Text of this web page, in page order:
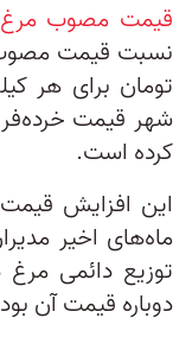
قیمت مصوب مرغ
تومان برای هر
کرده است.
این افزایش
ماه‌های اخیر
توزیع دائمی
دوباره قیمت آن